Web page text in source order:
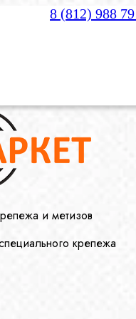
8 (812) 988
и метизов
крепежа